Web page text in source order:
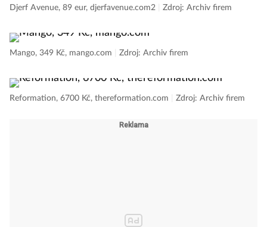
Djerf Avenue, 89 eur, djerfavenue.com2 Zdroj: Archiv firem
Mango, 349 Kč, mango.com Zdroj: Archiv firem
Reformation, 6700 Kč, thereformation.com Zdroj: Archiv firem